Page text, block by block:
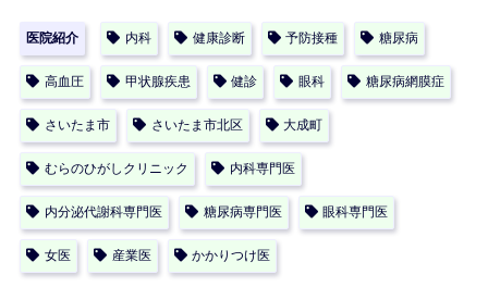
医院紹介 内科 健康診断 予防接種 糖尿病
高血圧 甲状腺疾患 健診 眼科 糖尿病網膜症
さいたま市 さいたま市北区 大成町
むらのひがしクリニック 内科専門医
内分泌代謝科専門医 糖尿病専門医 眼科専門医
女医 産業医 かかりつけ医